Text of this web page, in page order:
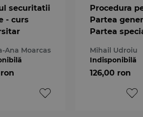
securitatii
- curs
Ana Moarcas
Procedura
Partea
Partea
Mihail Udroiu
Indisponibilă
126,00 ron